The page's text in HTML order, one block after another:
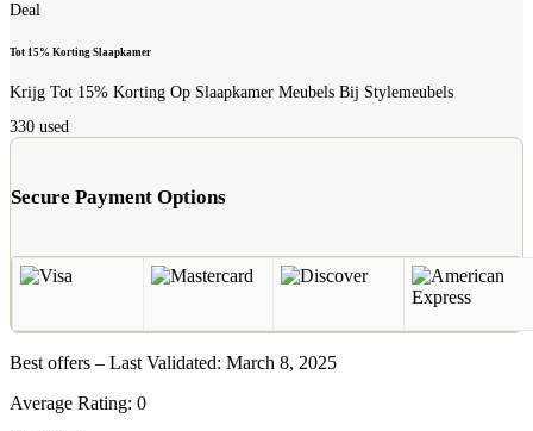
Deal
Tot 15% Korting Slaapkamer
Krijg Tot 15% Korting Op Slaapkamer Meubels Bij Stylemeubels
330 used
Secure Payment Options
Best offers – Last Validated: March 8, 2025
Average Rating: 0